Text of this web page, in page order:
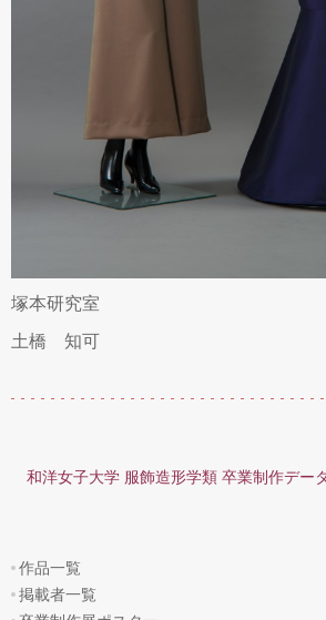
塚本研究室
土橋 知可
和洋女子大学 服飾造形学類 卒業制作デー
作品一覧
掲載者一覧